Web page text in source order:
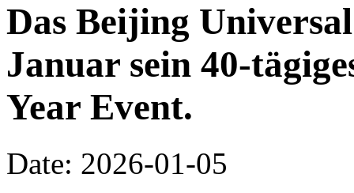
Das Beijing
Januar sein 40-
Year Event.
Date: 2026-01-05